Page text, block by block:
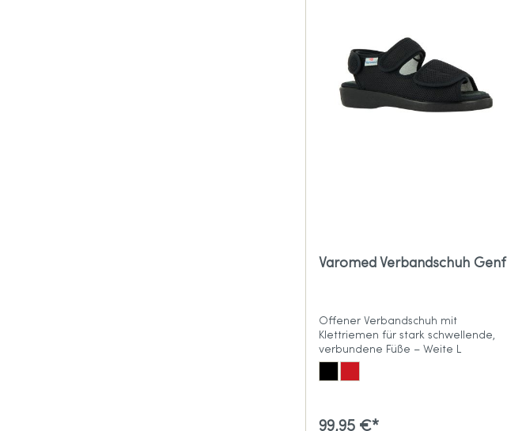
Varomed Verbandschuh Genf
Offener Verbandschuh mit
Klettriemen für stark schwellende,
verbundene Füße – Weite L
99,95 €*